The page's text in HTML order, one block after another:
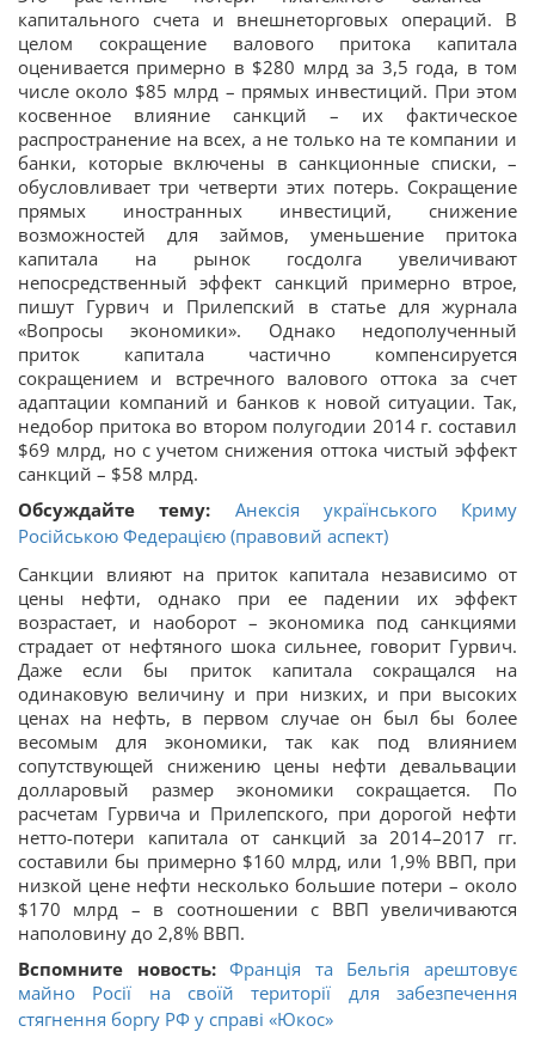
капитального счета и внешнеторговых операций. В
целом сокращение валового притока капитала
оценивается примерно в $280 млрд за 3,5 года, в том
числе около $85 млрд – прямых инвестиций. При этом
косвенное влияние санкций – их фактическое
распространение на всех, а не только на те компании и
банки, которые включены в санкционные списки, –
обусловливает три четверти этих потерь. Сокращение
прямых иностранных инвестиций, снижение
возможностей для займов, уменьшение притока
капитала на рынок госдолга увеличивают
непосредственный эффект санкций примерно втрое,
пишут Гурвич и Прилепский в статье для журнала
«Вопросы экономики». Однако недополученный
приток капитала частично компенсируется
сокращением и встречного валового оттока за счет
адаптации компаний и банков к новой ситуации. Так,
недобор притока во втором полугодии 2014 г. составил
$69 млрд, но с учетом снижения оттока чистый эффект
санкций – $58 млрд.
Обсуждайте тему:
Анексія українського Криму
Російською Федерацією (правовий аспект)
Санкции влияют на приток капитала независимо от
цены нефти, однако при ее падении их эффект
возрастает, и наоборот – экономика под санкциями
страдает от нефтяного шока сильнее, говорит Гурвич.
Даже если бы приток капитала сокращался на
одинаковую величину и при низких, и при высоких
ценах на нефть, в первом случае он был бы более
весомым для экономики, так как под влиянием
сопутствующей снижению цены нефти девальвации
долларовый размер экономики сокращается. По
расчетам Гурвича и Прилепского, при дорогой нефти
нетто-потери капитала от санкций за 2014–2017 гг.
составили бы примерно $160 млрд, или 1,9% ВВП, при
низкой цене нефти несколько большие потери – около
$170 млрд – в соотношении с ВВП увеличиваются
наполовину до 2,8% ВВП.
Вспомните новость: Франція та Бельгія арештовує
майно Росії на своїй території для забезпечення
стягнення боргу РФ у справі «Юкос»